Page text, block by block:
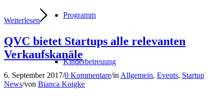
Programm
Kinderbetreuung
Weiterlesen
QVC bietet Startups alle relevanten
Verkaufskanäle
6. September 2017/0 Kommentare/in Allgemein, Events, Startup
News/von Bianca Koigke